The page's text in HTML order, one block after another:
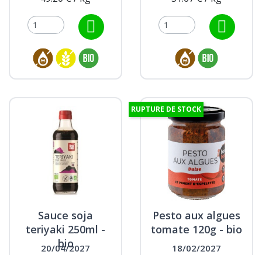
Sauce soja
teriyaki 250ml -
bio
20/04/2027
Pesto aux algues
tomate 120g - bio
18/02/2027
RUPTURE DE STOCK